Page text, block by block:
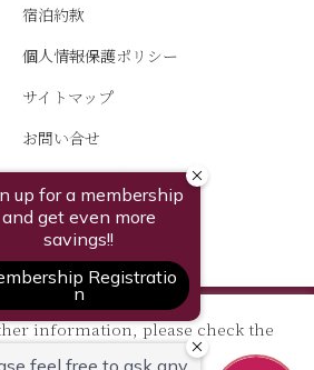
宿泊約款
個人情報保護ポリシー
サイトマップ
お問い合せ
よくあるご質問（FAQ）
株式会社ホテル銀水荘
information, please check the